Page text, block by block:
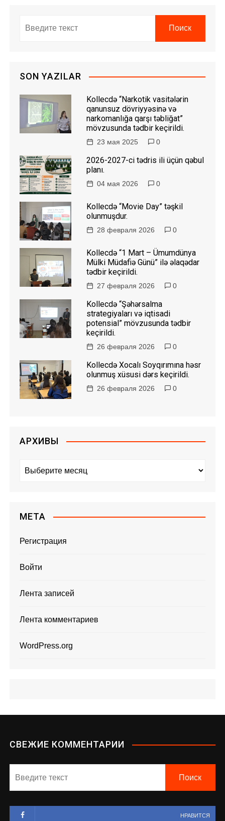
SON YAZILAR
Kollecdə “Narkotik vasitələrin
qanunsuz dövriyyəsinə və
narkomanlığa qarşı təbliğat”
mövzusunda tədbir keçirildi.
23 мая 2025 0
2026-2027-ci tədris ili üçün qəbul
planı.
04 мая 2026 0
Kollecdə “Movie Day” təşkil
olunmuşdur.
28 февраля 2026 0
Kollecdə “1 Mart – Ümumdünya
Mülki Müdafiə Günü” ilə əlaqədar
tədbir keçirildi.
27 февраля 2026 0
Kollecdə “Şəhərsalma
strategiyaları və iqtisadi
potensial” mövzusunda tədbir
keçirildi.
26 февраля 2026 0
Kollecdə Xocalı Soyqırımına həsr
olunmuş xüsusi dərs keçirildi.
26 февраля 2026 0
АРХИВЫ
в
МЕТА
Регистрация
Войти
Лента записей
Лента комментариев
WordPress.org
СВЕЖИЕ КОММЕНТАРИИ
НРАВИТСЯ